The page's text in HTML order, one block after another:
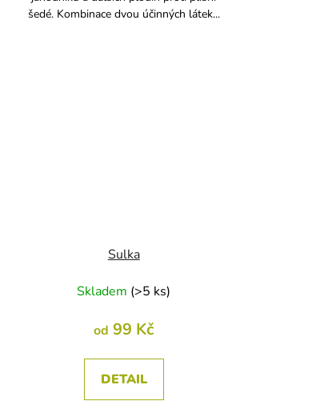
šedé. Kombinace dvou účinných látek...
Sulka
Skladem (>5 ks)
od 99 Kč
DETAIL